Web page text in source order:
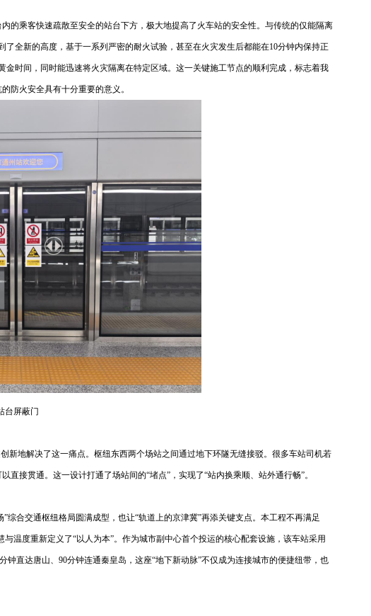
的乘客快速疏散至安全的站台下方，极大地提高了火车站的安全性。与传统的仅能隔离
全新的高度，基于一系列严密的耐火试验，甚至在火灾发生后都能在10分钟内保持正
时间，同时能迅速将火灾隔离在特定区域。这一关键施工节点的顺利完成，标志着我
防火安全具有十分重要的意义。
台屏蔽门
新地解决了这一痛点。枢纽东西两个场站之间通过地下环隧无缝接驳。很多车站司机若
接贯通。这一设计打通了场站间的“堵点”，实现了“站内换乘顺、站外通行畅”。
综合交通枢纽格局圆满成型，也让“轨道上的京津冀”再添关键支点。本工程不再满足
温度重新定义了“以人为本”。作为城市副中心首个投运的核心配套设施，该车站采用
直达唐山、90分钟连通秦皇岛，这座“地下新动脉”不仅成为连接城市的便捷纽带，也